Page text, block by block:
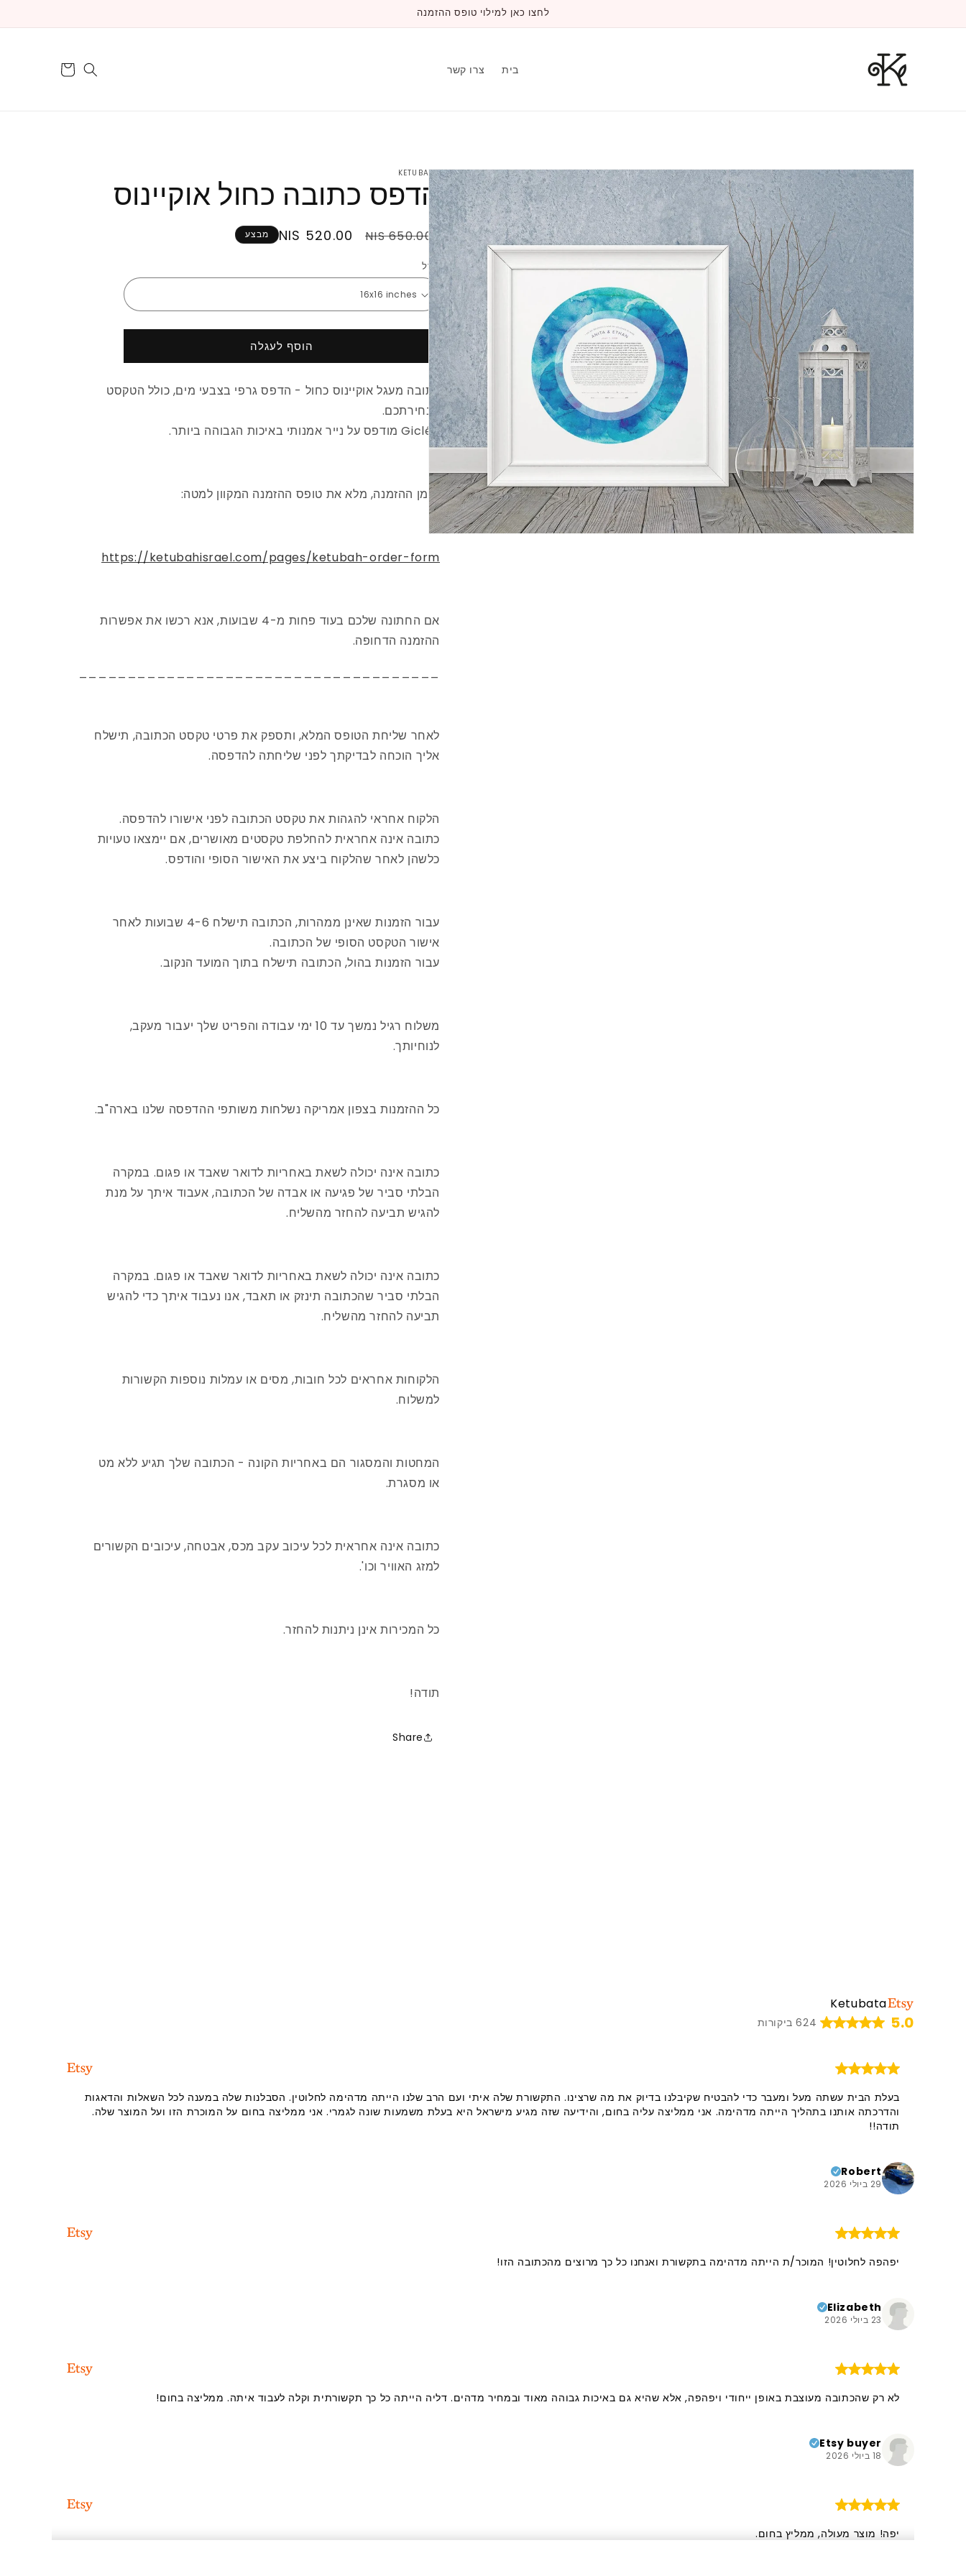
לחצו כאן למילוי טופס ההזמנה
בית צרו קשר עגלה
למידע
על
המוצר
KETUBATA
הדפס כתובה כחול אוקיינוס
מחיר
רגיל
650.00 NIS
מחיר
520.00 NIS מבצע
גודל
הוסף לעגלה
כתובה מעגל אוקיינוס ​​כחול - הדפס גרפי בצבעי מים, כולל הטקסט
לבחירתכם.
Giclée מודפס על נייר אמנותי באיכות הגבוהה ביותר.
בזמן ההזמנה, מלא את טופס ההזמנה המקוון למטה:
https://ketubahisrael.com/pages/ketubah-order-form
אם החתונה שלכם בעוד פחות מ-4 שבועות, אנא רכשו את אפשרות
ההזמנה הדחופה.
לאחר שליחת הטופס המלא, ותספק את פרטי טקסט הכתובה, תישלח
אליך הוכחה לבדיקתך לפני שליחתה להדפסה.
הלקוח אחראי להגהות את טקסט הכתובה לפני אישורו להדפסה.
כתובה אינה אחראית להחלפת טקסטים מאושרים, אם יימצאו טעויות
כלשהן לאחר שהלקוח ביצע את האישור הסופי והודפס.
עבור הזמנות שאינן ממהרות, הכתובה תישלח 4-6 שבועות לאחר
אישור הטקסט הסופי של הכתובה.
עבור הזמנות בהול, הכתובה תישלח בתוך המועד הנקוב.
משלוח רגיל נמשך עד 10 ימי עבודה והפריט שלך יעבור מעקב,
לנוחיותך.
כל ההזמנות בצפון אמריקה נשלחות משותפי ההדפסה שלנו בארה"ב.
כתובה אינה יכולה לשאת באחריות לדואר שאבד או פגום. במקרה
הבלתי סביר של פגיעה או אבדה של הכתובה, אעבוד איתך על מנת
להגיש תביעה להחזר מהשליח.
כתובה אינה יכולה לשאת באחריות לדואר שאבד או פגום. במקרה
הבלתי סביר שהכתובה תינזק או תאבד, אנו נעבוד איתך כדי להגיש
תביעה להחזר מהשליח.
הלקוחות אחראים לכל חובות, מסים או עמלות נוספות הקשורות
למשלוח.
המחטות והמסגור הם באחריות הקונה - הכתובה שלך תגיע ללא מט
או מסגרת.
כתובה אינה אחראית לכל עיכוב עקב מכס, אבטחה, עיכובים הקשורים
למזג האוויר וכו'.
כל המכירות אינן ניתנות להחזר.
תודה!
Share
Ketubata
5.0 624 ביקורות
בעלת הבית עשתה מעל ומעבר כדי להבטיח שקיבלנו בדיוק את מה שרצינו. התקשורת שלה איתי ועם הרב שלנו הייתה מדהימה לחלוטין. הסבלנות שלה במענה לכל השאלות והדאגות
והדרכתה אותנו בתהליך הייתה מדהימה. אני ממליצה עליה בחום, והידיעה שזה מגיע מישראל היא בעלת משמעות שונה לגמרי. אני ממליצה בחום על המוכרת הזו ועל המוצר שלה.
תודה!!
Robert
29 ביולי 2026
יפהפה לחלוטין! המוכר/ת הייתה מדהימה בתקשורת ואנחנו כל כך מרוצים מהכתובה הזו!
Elizabeth
23 ביולי 2026
לא רק שהכתובה מעוצבת באופן ייחודי ויפהפה, אלא שהיא גם באיכות גבוהה מאוד ובמחיר מדהים. דליה הייתה כל כך תקשורתית וקלה לעבוד איתה. ממליצה בחום!
Etsy buyer
18 ביולי 2026
יפה! מוצר מעולה, ממליץ בחום.